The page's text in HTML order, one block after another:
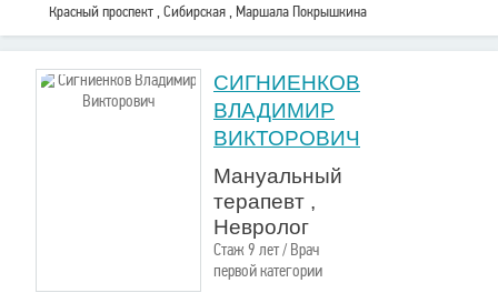
Красный проспект , Сибирская , Маршала Покрышкина
СИГНИЕНКОВ
ВЛАДИМИР
ВИКТОРОВИЧ
Мануальный
терапевт ,
Невролог
Стаж 9 лет / Врач
первой категории